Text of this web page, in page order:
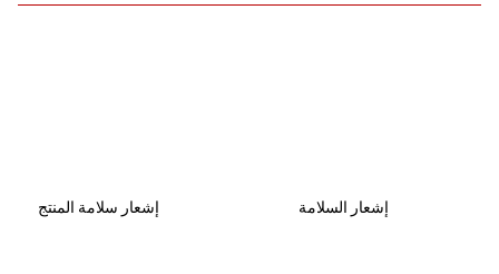
إشعار سلامة المنتج إشعار السلامة